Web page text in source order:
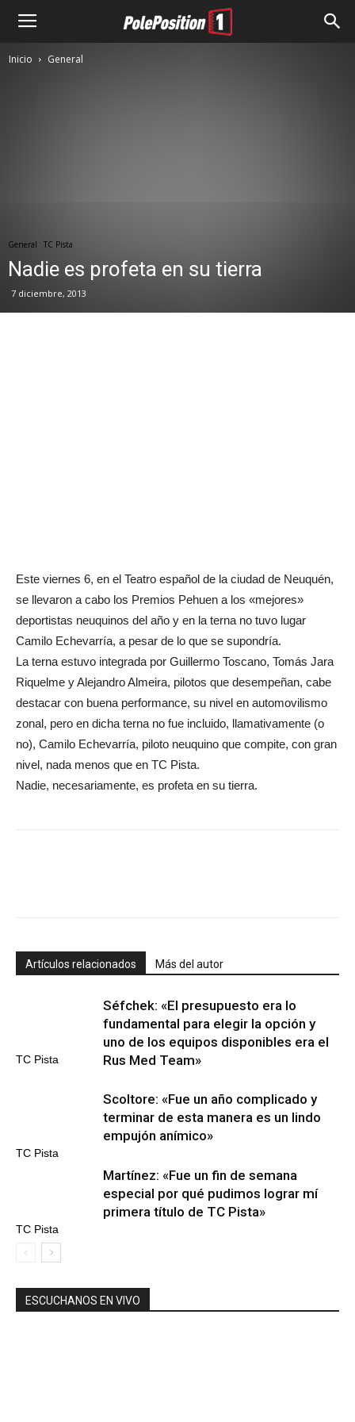
Inicio General
General TC Pista
Nadie es profeta en su tierra
7 diciembre, 2013
Este viernes 6, en el Teatro español de la ciudad de Neuquén,
se llevaron a cabo los Premios Pehuen a los «mejores»
deportistas neuquinos del año y en la terna no tuvo lugar
Camilo Echevarría, a pesar de lo que se supondría.
La terna estuvo integrada por Guillermo Toscano, Tomás Jara
Riquelme y Alejandro Almeira, pilotos que desempeñan, cabe
destacar con buena performance, su nivel en automovilismo
zonal, pero en dicha terna no fue incluido, llamativamente (o
no), Camilo Echevarría, piloto neuquino que compite, con gran
nivel, nada menos que en TC Pista.
Nadie, necesariamente, es profeta en su tierra.
Artículos relacionados Más del autor
TC Pista
Séfchek: «El presupuesto era lo
fundamental para elegir la opción y
uno de los equipos disponibles era el
Rus Med Team»
TC Pista
Scoltore: «Fue un año complicado y
terminar de esta manera es un lindo
empujón anímico»
TC Pista
Martínez: «Fue un fin de semana
especial por qué pudimos lograr mí
primera título de TC Pista»
ESCUCHANOS EN VIVO